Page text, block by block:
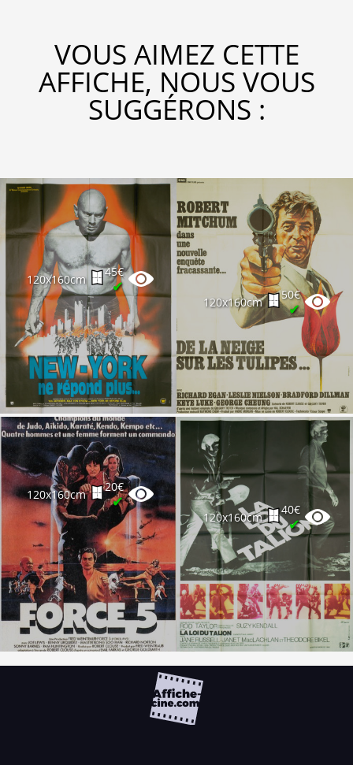
VOUS AIMEZ CETTE
AFFICHE, NOUS VOUS
SUGGÉRONS :
120x160cm
45€
✔
120x160cm
50€
✔
120x160cm
20€
✔
120x160cm
40€
✔